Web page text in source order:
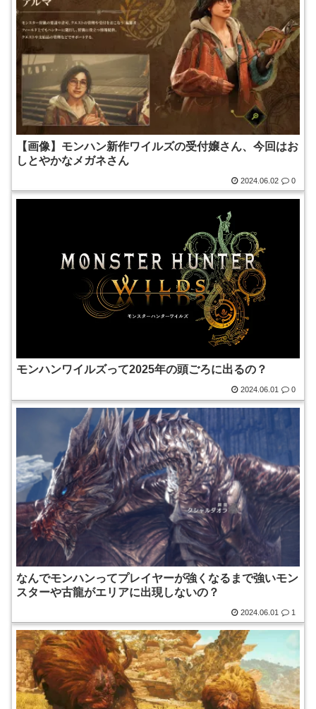
【画像】モンハン新作ワイルズの受付嬢さん、今回はお
しとやかなメガネさん
2024.06.02 0
モンハンワイルズって2025年の頭ごろに出るの？
2024.06.01 0
なんでモンハンってプレイヤーが強くなるまで強いモン
スターや古龍がエリアに出現しないの？
2024.06.01 1